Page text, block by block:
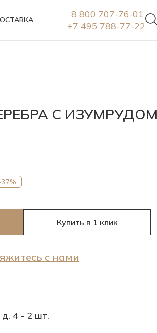
8 800 707-76-01
+7 495 788-77-22
С ИЗУМРУДОМ
-37%
Купить в 1 клик
с нами
д. 4 - 2 шт.